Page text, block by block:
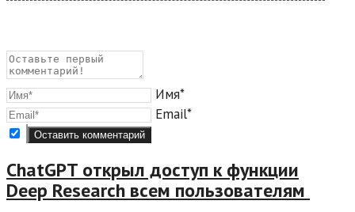
Имя*
Email*
ChatGPT открыл доступ к функции
Deep Research всем пользователям